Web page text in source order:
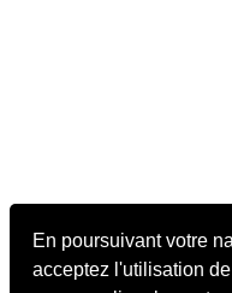
En poursuivant votre
acceptez l'utilisation